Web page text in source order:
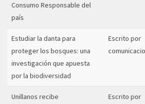
Consumo Responsable del
país
Estudiar la danta para
proteger los bosques: una
investigación que apuesta
por la biodiversidad
Escrito por
Unillanos recibe
Escrito por